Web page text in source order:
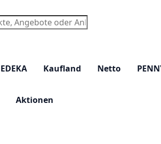
EDEKA Kaufland Netto
Aktionen